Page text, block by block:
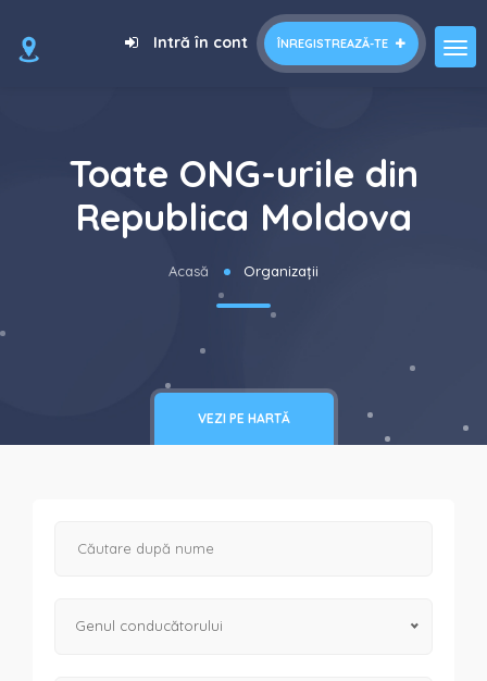
ÎNREGISTREAZĂ-TE
Intră în cont
Toate ONG-urile din
Republica Moldova
Acasă Organizații
VEZI PE HARTĂ
Genul conducătorului